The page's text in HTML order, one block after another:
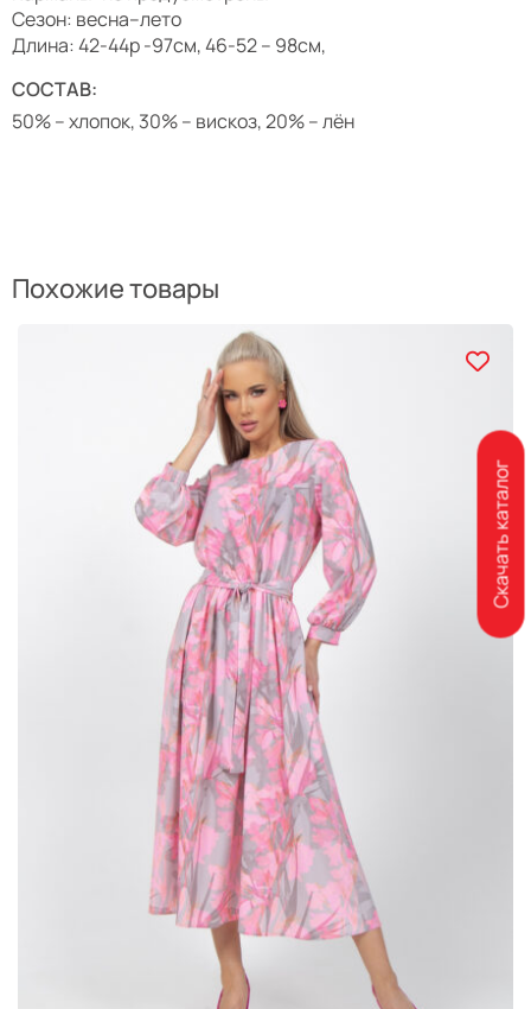
Сезон: весна–лето
Длина: 42-44р -97см, 46-52 – 98см,
СОСТАВ:
50% – хлопок, 30% – вискоз, 20% – лён
Похожие товары
Скачать каталог